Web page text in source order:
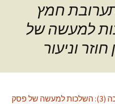
תערובת חמץ
השלכות למעשה של
וניעור
סוגיה לד:דין תערובת חמץ להלכה (3): השלכות למעשה של פסק